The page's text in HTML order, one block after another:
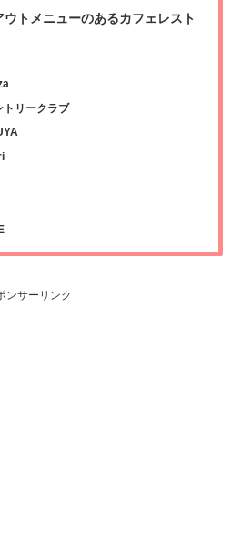
トメニューのあるカフェレスト
リークラブ
ンサーリンク